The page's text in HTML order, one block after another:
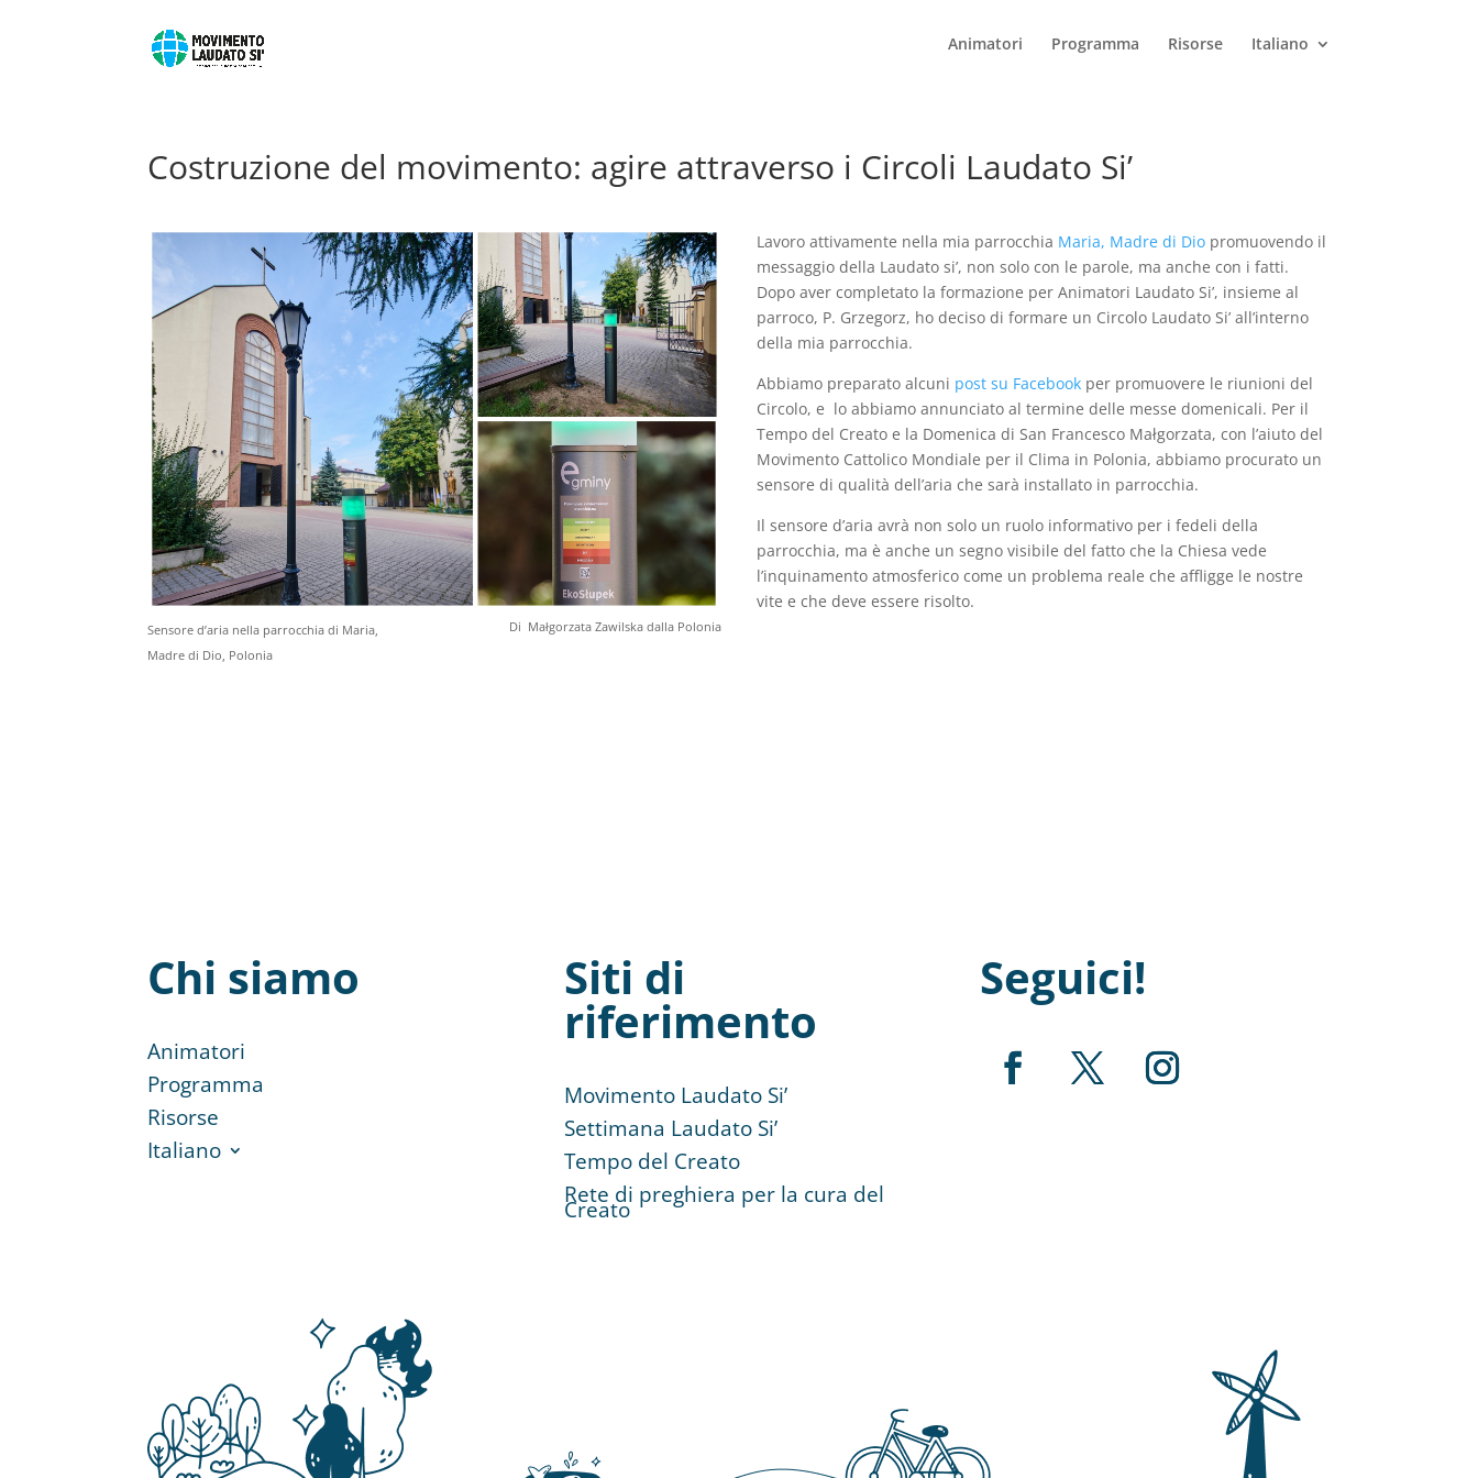
Animatori Programma Risorse Italiano
Costruzione del movimento: agire attraverso i Circoli Laudato Si’
Sensore d’aria nella parrocchia di Maria,
Madre di Dio, Polonia
Di Małgorzata Zawilska dalla Polonia
Lavoro attivamente nella mia parrocchia Maria, Madre di Dio promuovendo il
messaggio della Laudato si’, non solo con le parole, ma anche con i fatti.
Dopo aver completato la formazione per Animatori Laudato Si’, insieme al
parroco, P. Grzegorz, ho deciso di formare un Circolo Laudato Si’ all’interno
della mia parrocchia.
Abbiamo preparato alcuni post su Facebook per promuovere le riunioni del
Circolo, e lo abbiamo annunciato al termine delle messe domenicali. Per il
Tempo del Creato e la Domenica di San Francesco Małgorzata, con l’aiuto del
Movimento Cattolico Mondiale per il Clima in Polonia, abbiamo procurato un
sensore di qualità dell’aria che sarà installato in parrocchia.
Il sensore d’aria avrà non solo un ruolo informativo per i fedeli della
parrocchia, ma è anche un segno visibile del fatto che la Chiesa vede
l’inquinamento atmosferico come un problema reale che affligge le nostre
vite e che deve essere risolto.
Chi siamo
Animatori
Programma
Risorse
Italiano
Siti di
riferimento
Movimento Laudato Si’
Settimana Laudato Si’
Tempo del Creato
Rete di preghiera per la cura del
Creato
Seguici!